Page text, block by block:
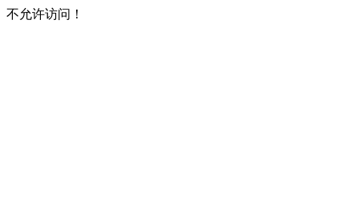
不允许访问！